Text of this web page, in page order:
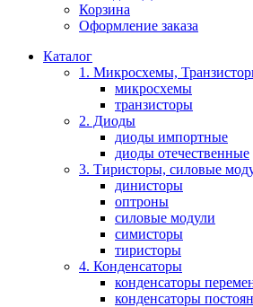
Корзина
Оформление заказа
Каталог
1. Микросхемы,
микросхемы
транзисторы
2. Диоды
диоды импортные
диоды отечественные
3. Тиристоры, силовые
динисторы
оптроны
силовые модули
симисторы
тиристоры
4. Конденсаторы
конденсаторы
конденсаторы